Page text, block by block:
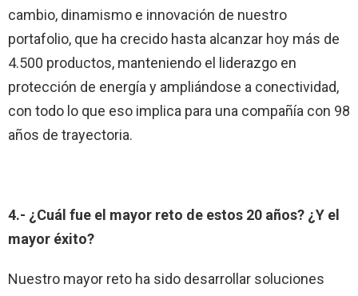
cambio, dinamismo e innovación de nuestro
portafolio, que ha crecido hasta alcanzar hoy más de
4.500 productos, manteniendo el liderazgo en
protección de energía y ampliándose a conectividad,
con todo lo que eso implica para una compañía con 98
años de trayectoria.
4.- ¿Cuál fue el mayor reto de estos 20 años? ¿Y el
mayor éxito?
Nuestro mayor reto ha sido desarrollar soluciones